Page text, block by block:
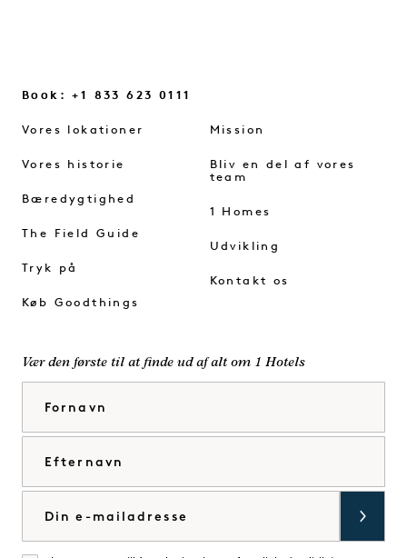
Book: +1 833 623 0111
Vores lokationer
Vores historie
Bæredygtighed
The Field Guide
Tryk på
Køb Goodthings
Mission
Bliv en del af vores
team
1 Homes
Udvikling
Kontakt os
Vær den første til at finde ud af alt om 1 Hotels